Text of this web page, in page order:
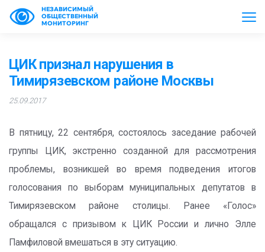
НЕЗАВИСИМЫЙ
ОБЩЕСТВЕННЫЙ
МОНИТОРИНГ
ЦИК признал нарушения в
Тимирязевском районе Москвы
25.09.2017
В пятницу, 22 сентября, состоялось заседание рабочей
группы ЦИК, экстренно созданной для рассмотрения
проблемы, возникшей во время подведения итогов
голосования по выборам муниципальных депутатов в
Тимирязевском районе столицы. Ранее «Голос»
обращался с призывом к ЦИК России и лично Элле
Памфиловой вмешаться в эту ситуацию.